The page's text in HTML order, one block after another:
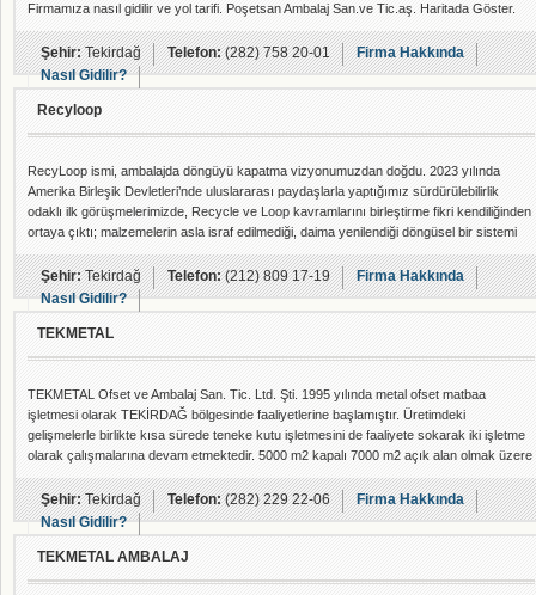
Firmamıza nasıl gidilir ve yol tarifi. Poşetsan Ambalaj San.ve Tic.aş. Haritada Göster.
Şehir:Tekirdağ Telefon:(282) 758 20-01
Firma Hakkında
Nasıl Gidilir?
Recyloop
RecyLoop ismi, ambalajda döngüyü kapatma vizyonumuzdan doğdu. 2023 yılında
Amerika Birleşik Devletleri’nde uluslararası paydaşlarla yaptığımız sürdürülebilirlik
odaklı ilk görüşmelerimizde, Recycle ve Loop kavramlarını birleştirme fikri kendiliğinden
ortaya çıktı; malzemelerin asla israf edilmediği, daima yenilendiği döngüsel bir sistemi
tanımlamanın basit ama güçlü bir yolu. Bu ismi duyduğumuzda, misyonumuzla anında
örtüştüğünü hissettik. Bu sadece bir isim değildi; ulaşmayı hedeflediğimiz özün ta
kendisiydi.
Şehir:Tekirdağ Telefon:(212) 809 17-19
Firma Hakkında
Nasıl Gidilir?
TEKMETAL
TEKMETAL Ofset ve Ambalaj San. Tic. Ltd. Şti. 1995 yılında metal ofset matbaa
işletmesi olarak TEKİRDAĞ bölgesinde faaliyetlerine başlamıştır. Üretimdeki
gelişmelerle birlikte kısa sürede teneke kutu işletmesini de faaliyete sokarak iki işletme
olarak çalışmalarına devam etmektedir. 5000 m2 kapalı 7000 m2 açık alan olmak üzere
12000 m2 çalışma alanına sahiptir.Sektörde 15 yılı aşkın birikimi ve aynı zamanda
dinamizmi ile her geçen gün artan satış hacmi ve müşteri kitlesiyle büyüyen TEKMETAL
OFSET ve AMBALAJ müşterilerin
Şehir:Tekirdağ Telefon:(282) 229 22-06
Firma Hakkında
Nasıl Gidilir?
TEKMETAL AMBALAJ